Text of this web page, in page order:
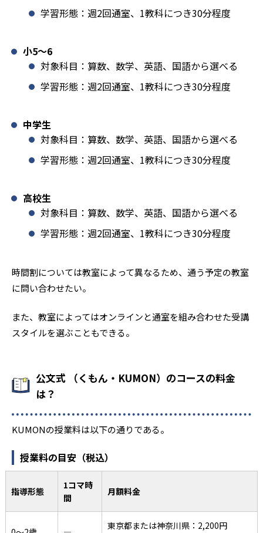
学習形態：週2回通室、1教科につき30分程度
小5〜6
対象科目：算数、数学、英語、国語から選べる
学習形態：週2回通室、1教科につき30分程度
中学生
対象科目：算数、数学、英語、国語から選べる
学習形態：週2回通室、1教科につき30分程度
高校生
対象科目：算数、数学、英語、国語から選べる
学習形態：週2回通室、1教科につき30分程度
時間割については教室によって異なるため、通う予定の教室
に問い合わせたい。
また、教室によってはオンラインと通室を組み合わせた受講
スタイルを選ぶこともできる。
公文式 （くもん・KUMON）のコースの料金
は？
KUMONの授業料は以下の通りである。
授業料の目安（税込）
指導形態
1コマ時
間
月額料金
東京都または神奈川県：2,200円